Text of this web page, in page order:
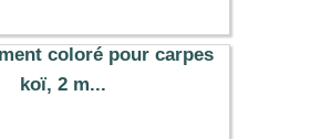
4.99 €
coloré pour carpes
koï, 2 m...